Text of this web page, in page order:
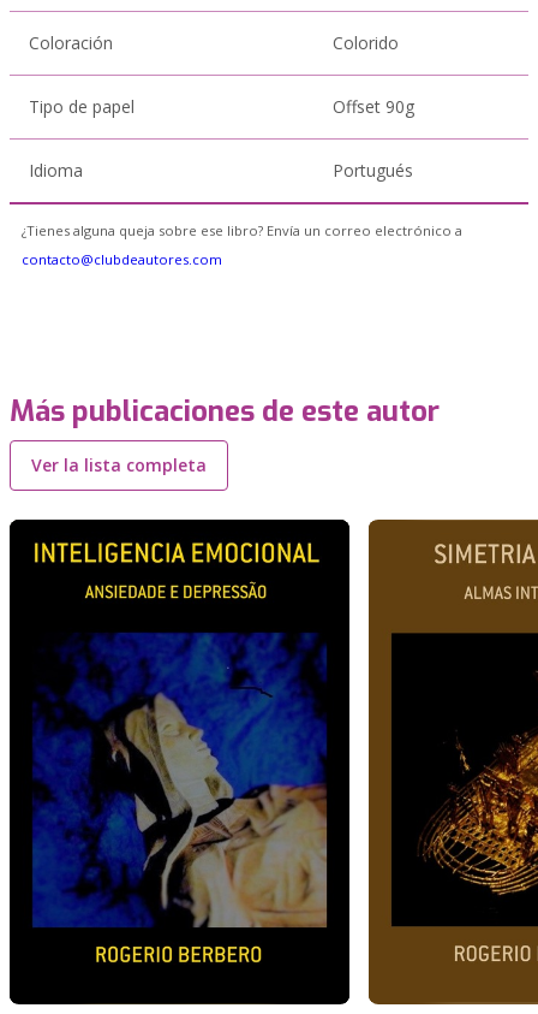
Coloración Colorido
Tipo de papel Offset 90g
Idioma Portugués
¿Tienes alguna queja sobre ese libro? Envía un correo electrónico a
contacto@clubdeautores.com
Más publicaciones de este autor
Ver la lista completa